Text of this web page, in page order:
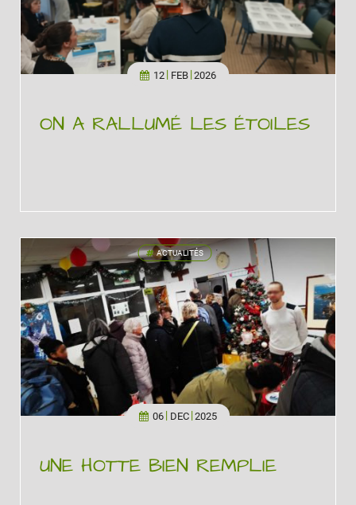
12 FEB 2026
ON A RALLUMÉ LES ÉTOILES
ACTUALITÉS '
06 DEC 2025
UNE HOTTE BIEN REMPLIE